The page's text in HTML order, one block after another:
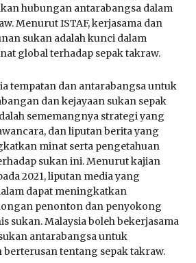
hubungan antarabangsa dalam
Menurut ISTAF, kerjasama dan
sukan adalah kunci dalam
global terhadap sepak takraw.
tempatan dan antarabangsa untuk
dan kejayaan sukan sepak
sememangnya strategi yang
dan liputan berita yang
minat serta pengetahuan
sukan ini. Menurut kajian
2021, liputan media yang
dapat meningkatkan
penonton dan penyokong
sukan. Malaysia boleh bekerjasama
antarabangsa untuk
tentang sepak takraw.